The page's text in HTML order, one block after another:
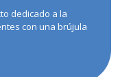
dedicado a la
con una brújula